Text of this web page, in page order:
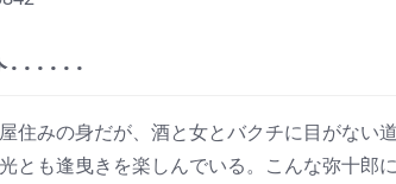
· · · · · ·
みの身だが、酒と女とバクチに目がない
とも逢曳きを楽しんでいる。こんな弥十郎